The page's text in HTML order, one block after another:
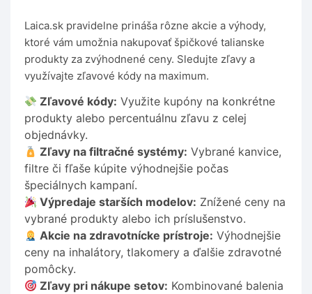
Laica.sk pravidelne prináša rôzne akcie a výhody,
ktoré vám umožnia nakupovať špičkové talianske
produkty za zvýhodnené ceny. Sledujte zľavy a
využívajte zľavové kódy na maximum.
Zľavové kódy: Využite kupóny na konkrétne
produkty alebo percentuálnu zľavu z celej
objednávky.
Zľavy na filtračné systémy: Vybrané kanvice,
filtre či fľaše kúpite výhodnejšie počas
špeciálnych kampaní.
Výpredaje starších modelov: Znížené ceny na
vybrané produkty alebo ich príslušenstvo.
Akcie na zdravotnícke prístroje: Výhodnejšie
ceny na inhalátory, tlakomery a ďalšie zdravotné
pomôcky.
Zľavy pri nákupe setov: Kombinované balenia